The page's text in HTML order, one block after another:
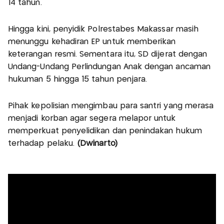
14 tahun.
Hingga kini, penyidik Polrestabes Makassar masih
menunggu kehadiran EP untuk memberikan
keterangan resmi. Sementara itu, SD dijerat dengan
Undang-Undang Perlindungan Anak dengan ancaman
hukuman 5 hingga 15 tahun penjara.
Pihak kepolisian mengimbau para santri yang merasa
menjadi korban agar segera melapor untuk
memperkuat penyelidikan dan penindakan hukum
terhadap pelaku. (Dwinarto)